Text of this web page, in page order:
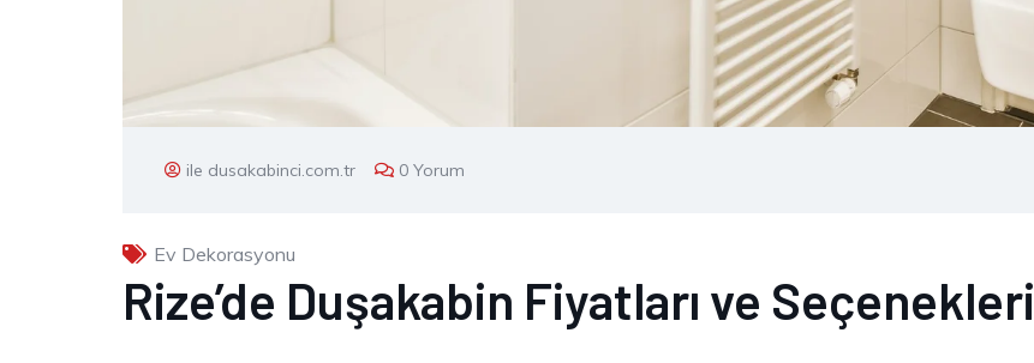
ile dusakabinci.com.tr 0 Yorum
Ev Dekorasyonu
Rize’de Duşakabin Fiyatları ve Seçenekleri